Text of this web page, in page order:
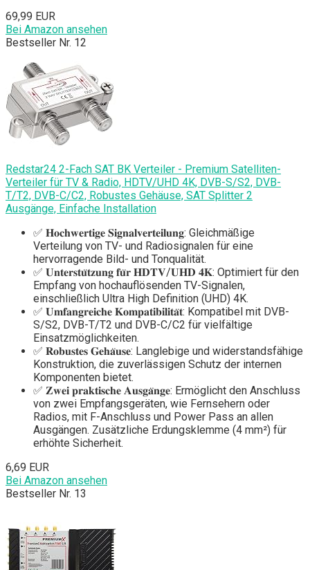
69,99 EUR
Bei Amazon ansehen
Bestseller Nr. 12
Redstar24 2-Fach SAT BK Verteiler - Premium Satelliten-
Verteiler für TV & Radio, HDTV/UHD 4K, DVB-S/S2, DVB-
T/T2, DVB-C/C2, Robustes Gehäuse, SAT Splitter 2
Ausgänge, Einfache Installation
✅ 𝐇𝐨𝐜𝐡𝐰𝐞𝐫𝐭𝐢𝐠𝐞 𝐒𝐢𝐠𝐧𝐚𝐥𝐯𝐞𝐫𝐭𝐞𝐢𝐥𝐮𝐧𝐠: Gleichmäßige
Verteilung von TV- und Radiosignalen für eine
hervorragende Bild- und Tonqualität.
✅ 𝐔𝐧𝐭𝐞𝐫𝐬𝐭𝐮̈𝐭𝐳𝐮𝐧𝐠 𝐟𝐮̈𝐫 𝐇𝐃𝐓𝐕/𝐔𝐇𝐃 𝟒𝐊: Optimiert für den
Empfang von hochauflösenden TV-Signalen,
einschließlich Ultra High Definition (UHD) 4K.
✅ 𝐔𝐦𝐟𝐚𝐧𝐠𝐫𝐞𝐢𝐜𝐡𝐞 𝐊𝐨𝐦𝐩𝐚𝐭𝐢𝐛𝐢𝐥𝐢𝐭𝐚̈𝐭: Kompatibel mit DVB-
S/S2, DVB-T/T2 und DVB-C/C2 für vielfältige
Einsatzmöglichkeiten.
✅ 𝐑𝐨𝐛𝐮𝐬𝐭𝐞𝐬 𝐆𝐞𝐡𝐚̈𝐮𝐬𝐞: Langlebige und widerstandsfähige
Konstruktion, die zuverlässigen Schutz der internen
Komponenten bietet.
✅ 𝐙𝐰𝐞𝐢 𝐩𝐫𝐚𝐤𝐭𝐢𝐬𝐜𝐡𝐞 𝐀𝐮𝐬𝐠𝐚̈𝐧𝐠𝐞: Ermöglicht den Anschluss
von zwei Empfangsgeräten, wie Fernsehern oder
Radios, mit F-Anschluss und Power Pass an allen
Ausgängen. Zusätzliche Erdungsklemme (4 mm²) für
erhöhte Sicherheit.
6,69 EUR
Bei Amazon ansehen
Bestseller Nr. 13